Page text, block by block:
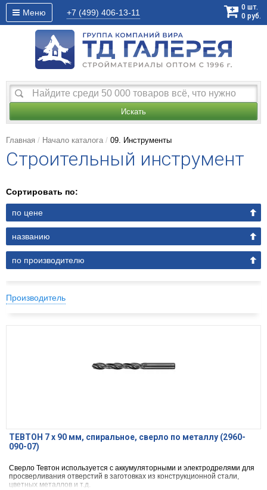
Меню +7 (499) 406-13-11
0 шт.
0 руб.
Искать
Главная Начало каталога 09. Инструменты
Строительный инструмент
Сортировать по:
по цене
названию
по производителю
Производитель
ТЕВТОН 7 x 90 мм, спиральное, сверло по металлу (2960-
090-07)
Сверло Тевтон используется с аккумуляторными и электродрелями для
просверливания отверстий в заготовках из конструкционной стали,
цветных металлов и т.д.